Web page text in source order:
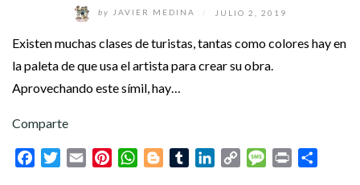
by JAVIER MEDINA JULIO 2, 2019
Existen muchas clases de turistas, tantas como colores hay en
la paleta de que usa el artista para crear su obra.
Aprovechando este símil, hay…
Comparte
FacebookTwitterEmail PinterestWhatsAppBloggerTumblrLinkedIn
Copy
Message
Print